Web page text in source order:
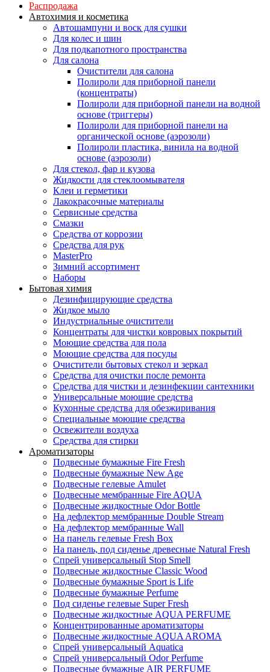
Распродажа
Автохимия и косметика
Автошампуни и воск для сушки
Для колес и шин
Для подкапотного пространства
Для салона
Очистители для салона
Полироли для приборной панели
(концентраты)
Полироли для приборной панели на водной
основе (триггеры)
Полироли для приборной панели на
органической основе (аэрозоли)
Полироли пластика, винила на водной
основе (аэрозоли)
Для стекол, фар и кузова
Жидкости для стеклоомывателя
Клеи и герметики
Лакокрасочные материалы
Сервисные средства
Смазки
Средства от коррозии
Средства для рук
MasterPro
Зимний ассортимент
Наборы
Бытовая химия
Дезинфицирующие средства
Жидкое мыло
Индустриальные очистители
Концентраты для чистки ковровых покрытий
Моющие средства для пола
Моющие средства для посуды
Очистители бытовых стекол и зеркал
Средства для очистки после ремонта
Средства для чистки и дезинфекции сантехники
Универсальные моющие средства
Кухонные средства для обезжиривания
Специальные моющие средства
Освежители воздуха
Средства для стирки
Ароматизаторы
Подвесные бумажные Fire Fresh
Подвесные бумажные New Age
Подвесные гелевые Amulet
Подвесные мембранные Fire AQUA
Подвесные жидкостные Odor Bottle
На дефлектор мембранные Double Stream
На дефлектор мембранные Wall
На панель гелевые Fresh Box
На панель, под сиденье древесные Natural Fresh
Спрей универсальный Stop Smell
Подвесные жидкостные Classic Wood
Подвесные бумажные Sport is Life
Подвесные бумажные Perfume
Под сиденье гелевые Super Fresh
Подвесные жидкостные AQUA PERFUME
Концентрированные ароматизаторы
Подвесные жидкостные AQUA AROMA
Спрей универсальный Aquatica
Спрей универсальный Odor Perfume
Подвесные бумажные AIR PERFUME